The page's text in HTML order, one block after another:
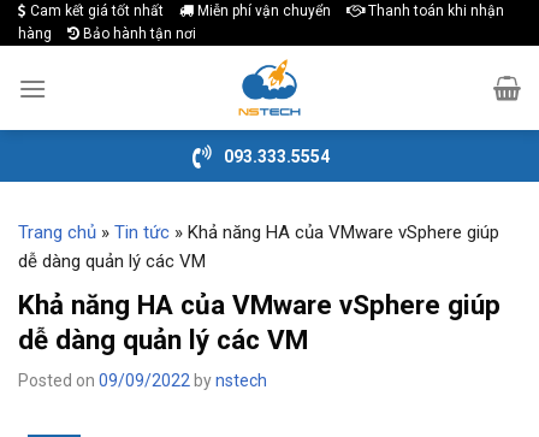
Skip
to
content
Cam kết giá tốt nhất Miễn phí vận chuyển
Thanh toán khi nhận
hàng
Bảo hành tận nơi
093.333.5554
Trang chủ » Tin tức » Khả năng HA của VMware vSphere giúp
dễ dàng quản lý các VM
Khả năng HA của VMware vSphere giúp
dễ dàng quản lý các VM
Posted on 09/09/2022 bynstech